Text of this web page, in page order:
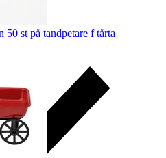
50 st på tandpetare f tårta